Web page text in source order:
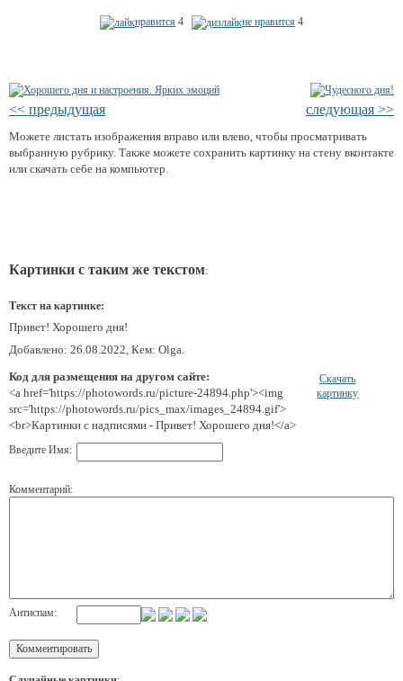
нравится 4 не нравится 4
<< предыдущая следующая >>
Можете листать изображения вправо или влево, чтобы просматривать
выбранную рубрику. Также можете сохранить картинку на стену вконтакте
или скачать себе на компьютер.
Картинки с таким же текстом:
Текст на картинке:
Привет! Хорошего дня!
Добавлено: 26.08.2022, Кем: Olga.
Код для размещения на другом сайте:
<a href='https://photowords.ru/picture-24894.php'><img
src='https://photowords.ru/pics_max/images_24894.gif'>
<br>Картинки с надписями - Привет! Хорошего дня!</a>
Скачать
картинку
Введите Имя:
Комментарий:
Антиспам: